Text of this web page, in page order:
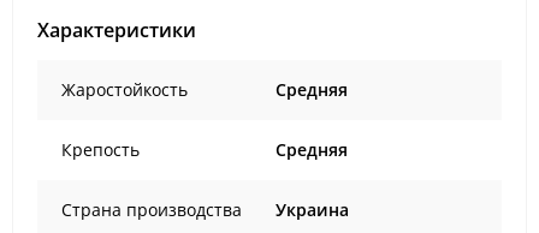
Характеристики
Жаростойкость Средняя
Крепость Средняя
Страна производства Украина